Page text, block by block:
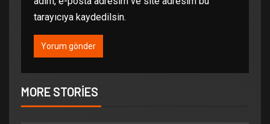
tarayıcıya kaydedilsin.
MORE STORIES